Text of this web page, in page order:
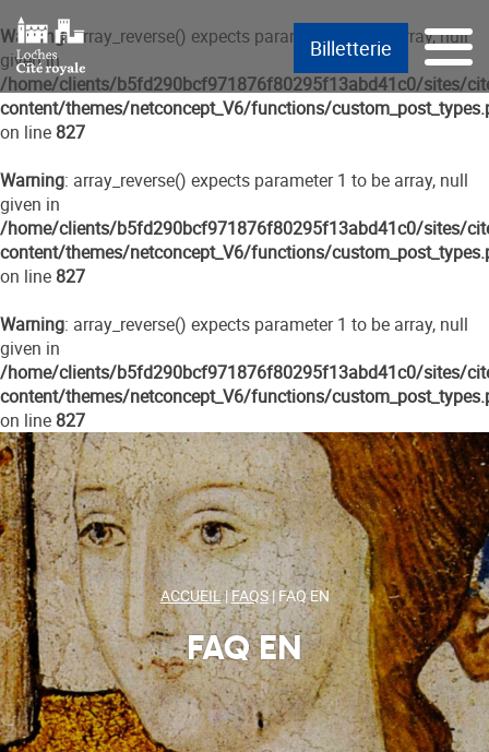
Aller au texte
Aller au menu
Passer
au
contenu
Menu principal Menu
Billetterie
Warning: array_reverse() expects parameter 1 to be array, null
given in
/home/clients/b5fd290bcf971876f80295f13abd41c0/sites/
content/themes/netconcept_V6/functions/
on line 827
Warning: array_reverse() expects parameter 1 to be array, null
given in
/home/clients/b5fd290bcf971876f80295f13abd41c0/sites/
content/themes/netconcept_V6/functions/
on line 827
Warning: array_reverse() expects parameter 1 to be array, null
given in
/home/clients/b5fd290bcf971876f80295f13abd41c0/sites/
content/themes/netconcept_V6/functions/
on line 827
ACCUEIL|FAQS|FAQ EN
FAQ EN